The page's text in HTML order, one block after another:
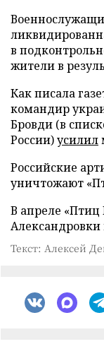
в
жители в
Как писала
командир
Бровди (в
России)усилил
Российские
уничтожают
В апреле «Птиц
Текст: Алексей